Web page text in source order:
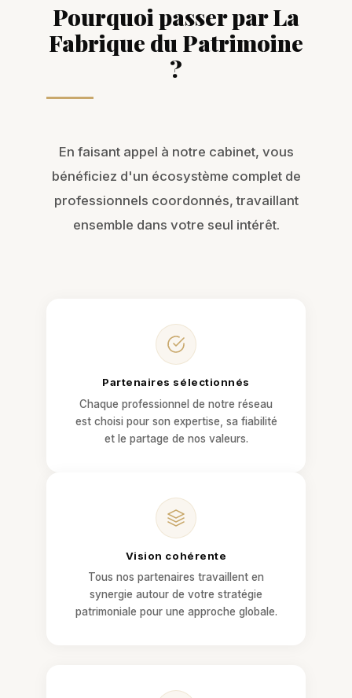
Pourquoi passer par La
Fabrique du Patrimoine
?
En faisant appel à notre cabinet, vous
bénéficiez d'un écosystème complet de
professionnels coordonnés, travaillant
ensemble dans votre seul intérêt.
Partenaires sélectionnés
Chaque professionnel de notre réseau
est choisi pour son expertise, sa fiabilité
et le partage de nos valeurs.
Vision cohérente
Tous nos partenaires travaillent en
synergie autour de votre stratégie
patrimoniale pour une approche globale.